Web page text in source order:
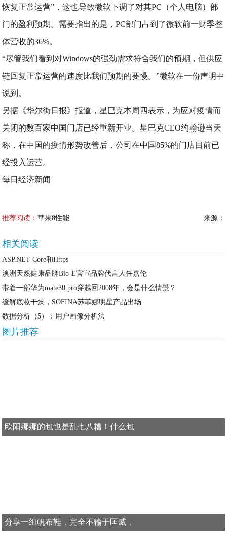
恢复正常运营”，这也导致微软下调了对其PC（个人电脑）部
门的盈利预期。需要指出的是，PC部门占到了微软前一财季整
体营收的36%。
“尽管我们看到对Windows的强劲需求符合我们的预期，但供应
链回复正常运营的速度比我们预期的要慢。”微软在一份声明中
说到。
另据《华尔街日报》报道，星巴克本周四表示，为应对疫情而
关闭的数百家中国门店已经重新开业。星巴克CEO约翰逊当天
称，在中国的疫情形势改善后，公司在中国85%的门店目前已
经投入运营。
每日经济新闻
推荐阅读：苹果8性能 来源：
相关阅读
ASP.NET Core和Https
澳洲天然健康品牌Bio-E官宣品牌代言人任嘉伦
带着一部华为mate30 pro穿越回2008年，会是什么情景？
缓解底妆干燥，SOFINA苏菲娜明星产品出场
数据分析（5）：用户画像分析法
图片推荐
欧阳娜娜的包也是乱七八糟！什么包
分享一组帆布鞋，完全不输于匡威，